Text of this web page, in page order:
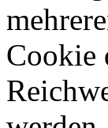
Cookie